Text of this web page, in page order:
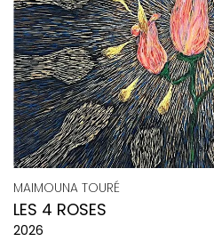
MAIMOUNA TOURÉ
LES 4 ROSES
2026